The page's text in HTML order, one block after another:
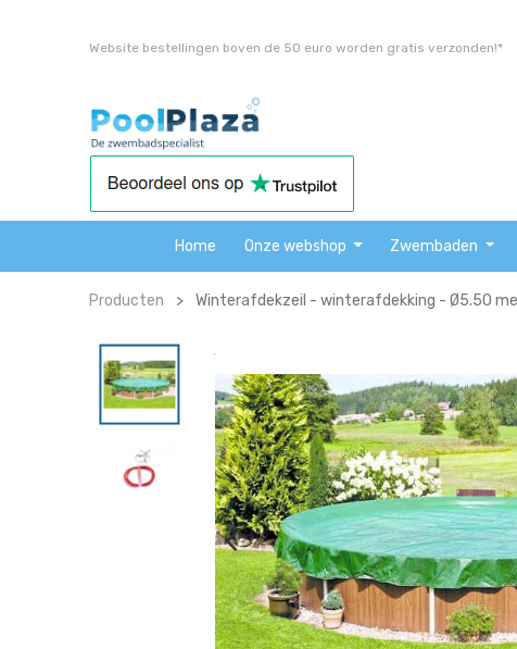
Website bestellingen boven de 50 euro worden gratis verzonden!*
Home Onze webshop Zwembaden
Producten Winterafdekzeil - winterafdekking - Ø5.50